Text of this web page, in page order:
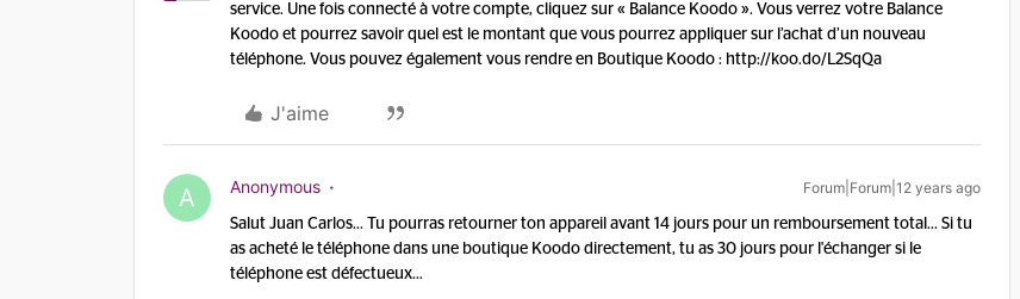
service. Une fois connecté à votre compte, cliquez sur « Balance Koodo ». Vous verrez votre Balance
Koodo et pourrez savoir quel est le montant que vous pourrez appliquer sur l’achat d’un nouveau
téléphone. Vous pouvez également vous rendre en Boutique Koodo : http://koo.do/L2SqQa
J'aime
A Anonymous Forum|Forum|12 years ago
Salut Juan Carlos... Tu pourras retourner ton appareil avant 14 jours pour un remboursement total... Si tu
as acheté le téléphone dans une boutique Koodo directement, tu as 30 jours pour l'échanger si le
téléphone est défectueux...